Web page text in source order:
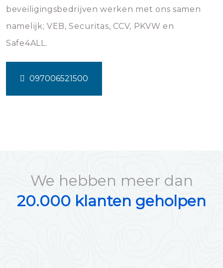
beveiligingsbedrijven werken met ons samen
namelijk; VEB, Securitas, CCV, PKVW en
Safe4ALL.
097006521500
We hebben meer dan
20.000 klanten geholpen